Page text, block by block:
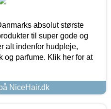
absolut største
til super gode og
alt indenfor hudpleje,
og parfume. Klik her for at
NiceHair.dk